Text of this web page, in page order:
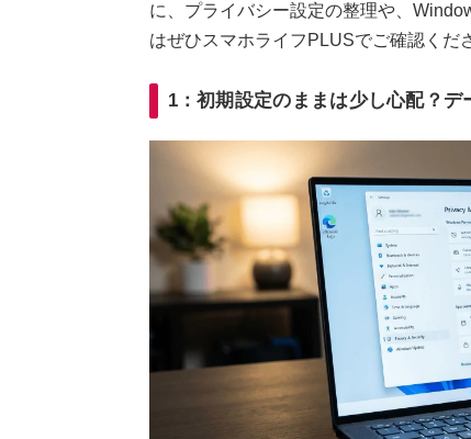
に、プライバシー設定の整理や、
はぜひスマホライフPLUSでご確認くだ
1：初期設定のままは少し心配？デ